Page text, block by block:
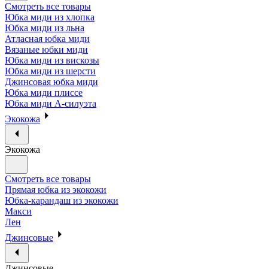
Смотреть все товары
Юбка миди из хлопка
Юбка миди из льна
Атласная юбка миди
Вязаные юбки миди
Юбка миди из вискозы
Юбка миди из шерсти
Джинсовая юбка миди
Юбка миди плиссе
Юбка миди А-силуэта
Экокожа
Экокожа
Смотреть все товары
Прямая юбка из экокожи
Юбка-карандаш из экокожи
Макси
Лен
Джинсовые